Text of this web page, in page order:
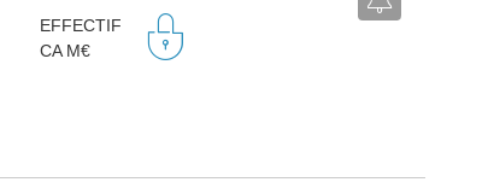
EFFECTIF
CA M€